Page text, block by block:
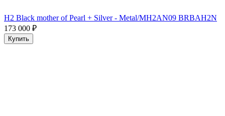
H2 Black mother of Pearl + Silver - Metal/MH2AN09 BRBAH2N
173 000 ₽
Купить